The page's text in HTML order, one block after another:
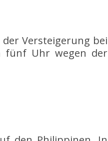
Versteigerung bei
fünf Uhr wegen der